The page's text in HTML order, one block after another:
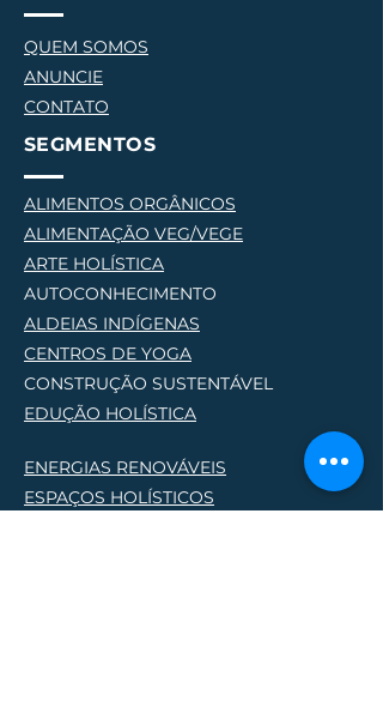
QUEM SOMOS
ANUNCIE
CONTATO
SEGMENTOS
ALIMENTOS ORGÂNICOS
ALIMENTAÇÃO VEG/VEGE
ARTE HOLÍSTICA
AUTOCONHECIMENTO
ALDEIAS INDÍGENAS
CENTROS DE YOGA
CONSTRUÇÃO SUSTENTÁVEL
EDUÇÃO HOLÍSTICA
ENERGIAS RENOVÁVEIS
ESPAÇOS HOLÍSTICOS